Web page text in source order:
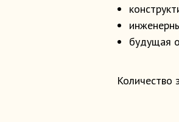
будущая
Количество